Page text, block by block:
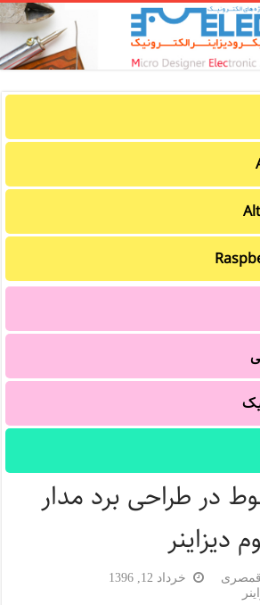
در طراحی برد مدار
دیزاینر
خرداد 12, 1396